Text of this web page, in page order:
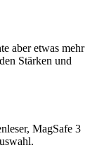
aber etwas mehr
Stärken und
MagSafe 3